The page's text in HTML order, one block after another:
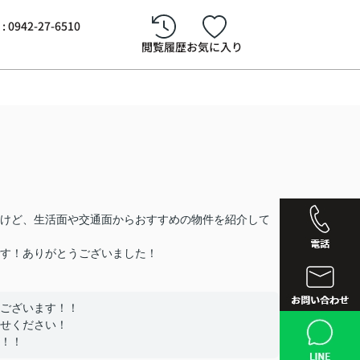
0942-27-6510
閲覧履歴お気に入り
西鉄久
ど、生活面や交通面からおすすめの物件を紹介して
！ありがとうございました！
ざいます！！
ください！
！